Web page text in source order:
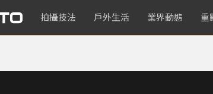
拍攝技法 戶外生活 業界動態 重